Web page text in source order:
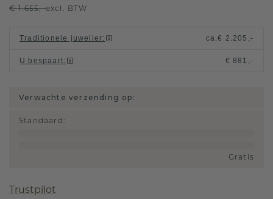
€ 1.655,-excl. BTW
Traditionele juwelier: ca.€ 2.205,-
U bespaart: € 881,-
Verwachte verzending op:
Standaard :
Gratis
Trustpilot